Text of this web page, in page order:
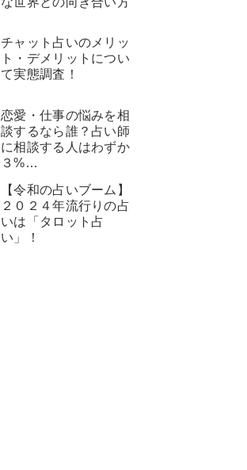
チャット占いのメリッ
ト・デメリットについ
て実態調査！
恋愛・仕事の悩みを相
談するなら誰？占い師
に相談する人はわずか
３%…
【令和の占いブーム】
２０２４年流行りの占
いは「タロット占
い」！